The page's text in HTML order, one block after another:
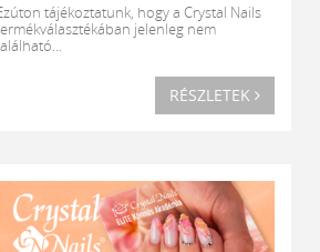
tájékoztatunk, hogy a Crystal Nails
jelenleg nem
RÉSZLETEK